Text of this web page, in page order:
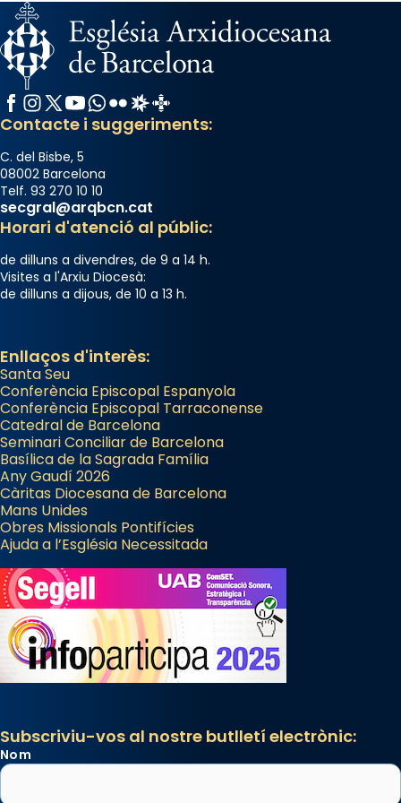
Facebook
Instagram
X / Twitter
YouTube
WhatsApp
FlickrRadio Estel
Catalunya Cristiana
Contacte i suggeriments:
C. del Bisbe, 5
08002 Barcelona
Telf. 93 270 10 10
secgral@arqbcn.cat
Horari d'atenció al públic:
de dilluns a divendres, de 9 a 14 h.
Visites a l'Arxiu Diocesà:
de dilluns a dijous, de 10 a 13 h.
Enllaços d'interès:
Santa Seu
Conferència Episcopal Espanyola
Conferència Episcopal Tarraconense
Catedral de Barcelona
Seminari Conciliar de Barcelona
Basílica de la Sagrada Família
Any Gaudí 2026
Càritas Diocesana de Barcelona
Mans Unides
Obres Missionals Pontifícies
Ajuda a l’Església Necessitada
Subscriviu-vos al nostre butlletí electrònic:
Nom